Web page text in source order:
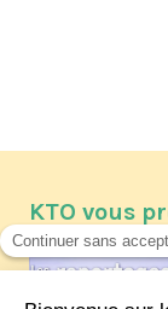
KTO vous